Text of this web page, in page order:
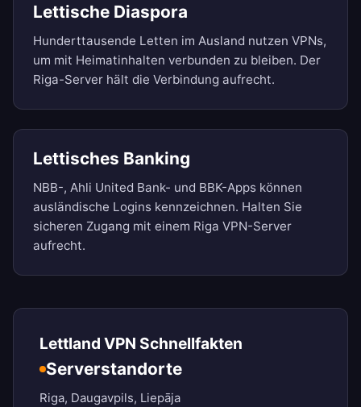
Lettische Diaspora
Hunderttausende Letten im Ausland nutzen VPNs,
um mit Heimatinhalten verbunden zu bleiben. Der
Riga-Server hält die Verbindung aufrecht.
Lettisches Banking
NBB-, Ahli United Bank- und BBK-Apps können
ausländische Logins kennzeichnen. Halten Sie
sicheren Zugang mit einem Riga VPN-Server
aufrecht.
Lettland VPN Schnellfakten
Serverstandorte
Riga, Daugavpils, Liepāja